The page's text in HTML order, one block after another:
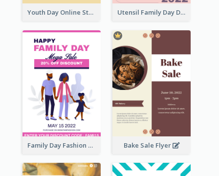
Youth Day Online Store Discount Flyer Utensil Family Day Discount Flyer
Family Day Fashion Sales Flyer Bake Sale Flyer